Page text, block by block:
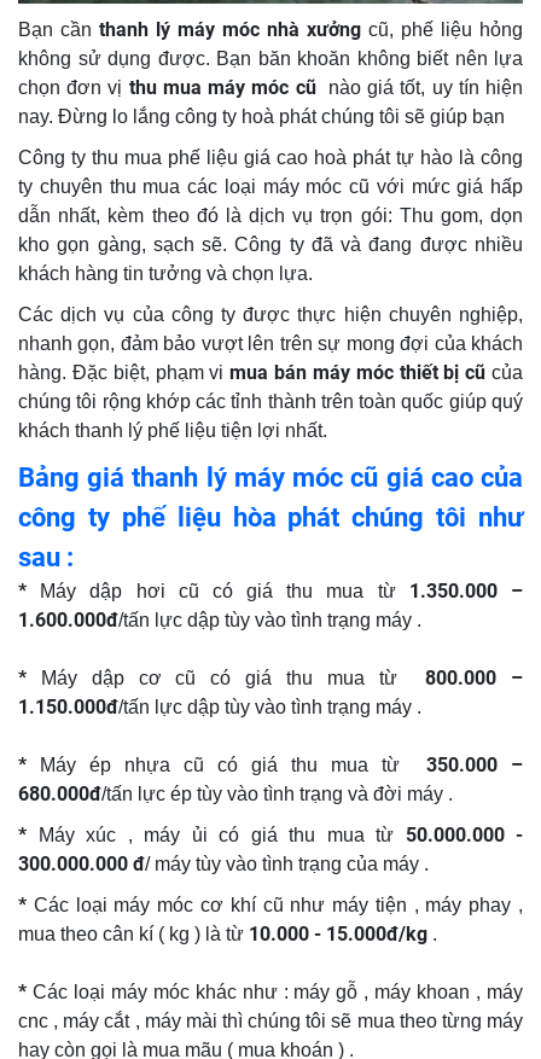
Bạn cần thanh lý máy móc nhà xưởng cũ, phế liệu hỏng
không sử dụng được. Bạn băn khoăn không biết nên lựa
chọn đơn vị thu mua máy móc cũnào giá tốt, uy tín hiện
nay. Đừng lo lắng công ty hoà phát chúng tôi sẽ giúp bạn
Công ty thu mua phế liệu giá cao hoà phát tự hào là công
ty chuyên thu mua các loại máy móc cũ với mức giá hấp
dẫn nhất, kèm theo đó là dịch vụ trọn gói: Thu gom, dọn
kho gọn gàng, sạch sẽ. Công ty đã và đang được nhiều
khách hàng tin tưởng và chọn lựa.
Các dịch vụ của công ty được thực hiện chuyên nghiệp,
nhanh gọn, đảm bảo vượt lên trên sự mong đợi của khách
hàng. Đặc biệt, phạm vimua bán máy móc thiết bị cũ của
chúng tôi rộng khớp các tỉnh thành trên toàn quốc giúp quý
khách thanh lý phế liệu tiện lợi nhất.
Bảng giá thanh lý máy móc cũ giá cao của
công ty phế liệu hòa phát chúng tôi như
sau :
* Máy dập hơi cũ có giá thu mua từ 1.350.000 –
1.600.000đ/tấn lực dập tùy vào tình trạng máy .
* Máy dập cơ cũ có giá thu mua từ800.000 –
1.150.000đ/tấn lực dập tùy vào tình trạng máy .
* Máy ép nhựa cũ có giá thu mua từ 350.000 –
680.000đ/tấn lực ép tùy vào tình trạng và đời máy .
* Máy xúc , máy ủi có giá thu mua từ 50.000.000 -
300.000.000 đ/ máy tùy vào tình trạng của máy .
* Các loại máy móc cơ khí cũ như máy tiện , máy phay ,
mua theo cân kí ( kg ) là từ 10.000 - 15.000đ/kg .
* Các loại máy móc khác như : máy gỗ , máy khoan , máy
cnc , máy cắt , máy mài thì chúng tôi sẽ mua theo từng máy
hay còn gọi là mua mãu ( mua khoán ) .